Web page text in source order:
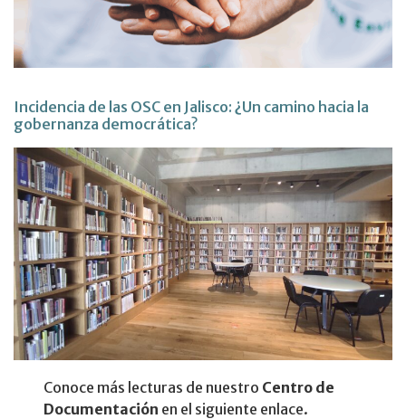
Incidencia de las OSC en Jalisco: ¿Un camino hacia la
gobernanza democrática?
Conoce más lecturas de nuestro Centro de
Documentación en el siguiente enlace.